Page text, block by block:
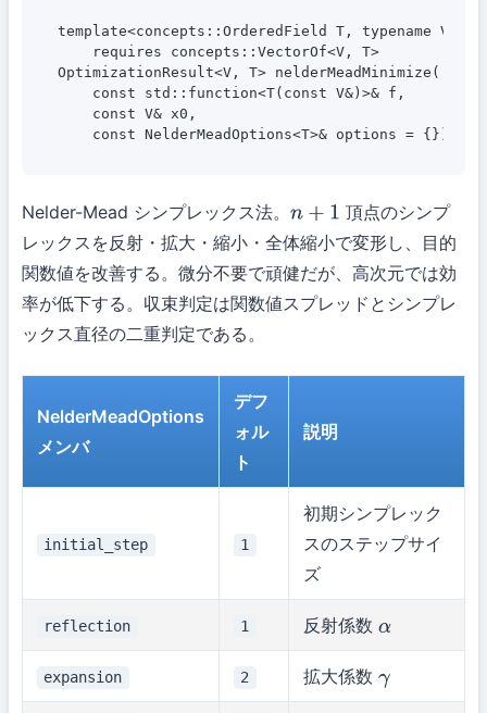
template<concepts::OrderedField T, typename V>
    requires concepts::VectorOf<V, T>
OptimizationResult<V, T> nelderMeadMinimize(
    const std::function<T(const V&)>& f,
    const V& x0,
    const NelderMeadOptions<T>& options = {});
Nelder-Mead シンプレックス法。 n+1
頂点のシンプ
レックスを反射・拡大・縮小・全体縮小で変形し、目的
関数値を改善する。微分不要で頑健だが、高次元では効
率が低下する。収束判定は関数値スプレッドとシンプレ
ックス直径の二重判定である。
NelderMeadOptions
メンバ
デフ
ォル
ト
説明
initial_step 1
初期シンプレック
スのステップサイ
ズ
reflection 1 反射係数 α
expansion 2 拡大係数 γ